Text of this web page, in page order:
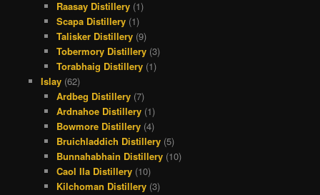
Raasay Distillery (1)
Scapa Distillery (1)
Talisker Distillery (9)
Tobermory Distillery (3)
Torabhaig Distillery (1)
Islay(62)
Ardbeg Distillery (7)
Ardnahoe Distillery (1)
Bowmore Distillery (4)
Bruichladdich Distillery (5)
Bunnahabhain Distillery (10)
Caol Ila Distillery (10)
Kilchoman Distillery (3)